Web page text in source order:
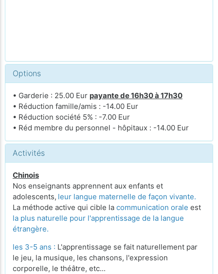
Options
• Garderie : 25.00 Eur payante de 16h30 à 17h30
• Réduction famille/amis : -14.00 Eur
• Réduction société 5% : -7.00 Eur
• Réd membre du personnel - hôpitaux : -14.00 Eur
Activités
Chinois
Nos enseignants apprennent aux enfants et
adolescents, leur langue maternelle de façon vivante.
La méthode active qui cible la communication orale est
la plus naturelle pour l'apprentissage de la langue
étrangère.
les 3-5 ans : L'apprentissage se fait naturellement par
le jeu, la musique, les chansons, l'expression
corporelle, le théâtre, etc...